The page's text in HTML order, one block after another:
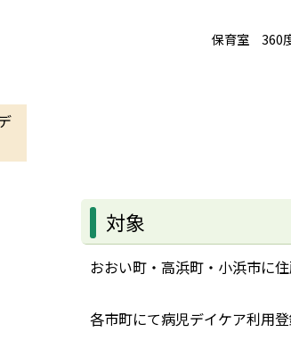
保育室 360
対象
おおい町・高浜町・小浜市に住
各市町にて病児デイケア利用